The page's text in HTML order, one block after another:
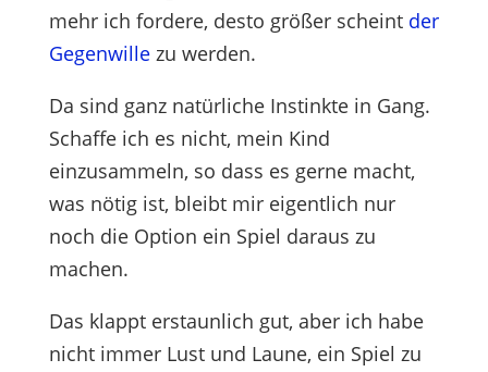
mehr ich fordere, desto größer scheintder
Gegenwille zu werden.
Da sind ganz natürliche Instinkte in Gang.
Schaffe ich es nicht, mein Kind
einzusammeln, so dass es gerne macht,
was nötig ist, bleibt mir eigentlich nur
noch die Option ein Spiel daraus zu
machen.
Das klappt erstaunlich gut, aber ich habe
nicht immer Lust und Laune, ein Spiel zu